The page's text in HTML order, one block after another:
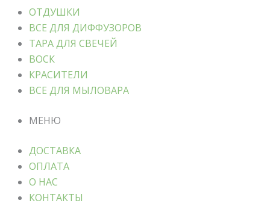
ОТДУШКИ
ВСЕ ДЛЯ ДИФФУЗОРОВ
ТАРА ДЛЯ СВЕЧЕЙ
ВОСК
КРАСИТЕЛИ
ВСЕ ДЛЯ МЫЛОВАРА
МЕНЮ
ДОСТАВКА
ОПЛАТА
О НАС
КОНТАКТЫ